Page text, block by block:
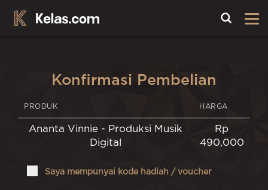
Konfirmasi Pembelian
PRODUK HARGA
Ananta Vinnie - Produksi Musik
Digital
Rp
490,000
Saya mempunyai kode hadiah / voucher